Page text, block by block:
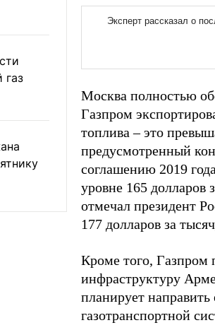
газ
Москва полностью
Газпром
топлива – это
предусмотренный
соглашению 2019
уровне 165 долларов
отмечал президент
177 долларов за
Кроме того, Газпром
инфраструктуру
планирует
газотранспортной